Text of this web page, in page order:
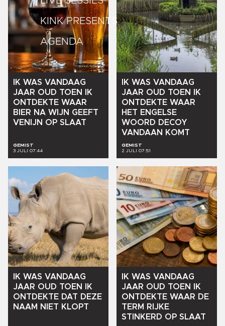
KINK PRESENTS
AGENDA
IK WAS VANDAAG
JAAR OUD TOEN
IK
ONTDEKTE WAAR
BIER NA WIJN GEEFT
VENIJN OP SLAAT
GEMIST
3 JULI 07:44
IK WAS VANDAAG
JAAR OUD TOEN
IK
ONTDEKTE WAAR
HET ENGELSE
WOORD DECOY
VANDAAN
KOMT
GEMIST
2 JULI 07:51
IK WAS VANDAAG
JAAR OUD TOEN
IK
ONTDEKTE DAT DEZE
NAAM
NIET KLOPT
IK WAS VANDAAG
JAAR OUD TOEN
IK
ONTDEKTE WAAR DE
TERM
RIJKE
STINKERD OP SLAAT